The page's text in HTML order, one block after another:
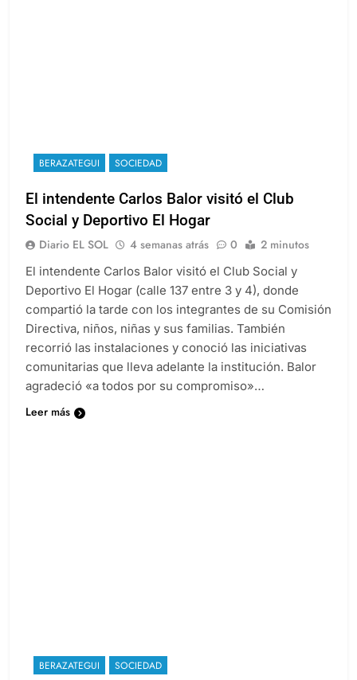
BERAZATEGUI SOCIEDAD
El intendente Carlos Balor visitó el Club
Social y Deportivo El Hogar
Diario EL SOL 4 semanas atrás 0 2 minutos
El intendente Carlos Balor visitó el Club Social y
Deportivo El Hogar (calle 137 entre 3 y 4), donde
compartió la tarde con los integrantes de su Comisión
Directiva, niños, niñas y sus familias. También
recorrió las instalaciones y conoció las iniciativas
comunitarias que lleva adelante la institución. Balor
agradeció «a todos por su compromiso»…
Leer más
BERAZATEGUI SOCIEDAD